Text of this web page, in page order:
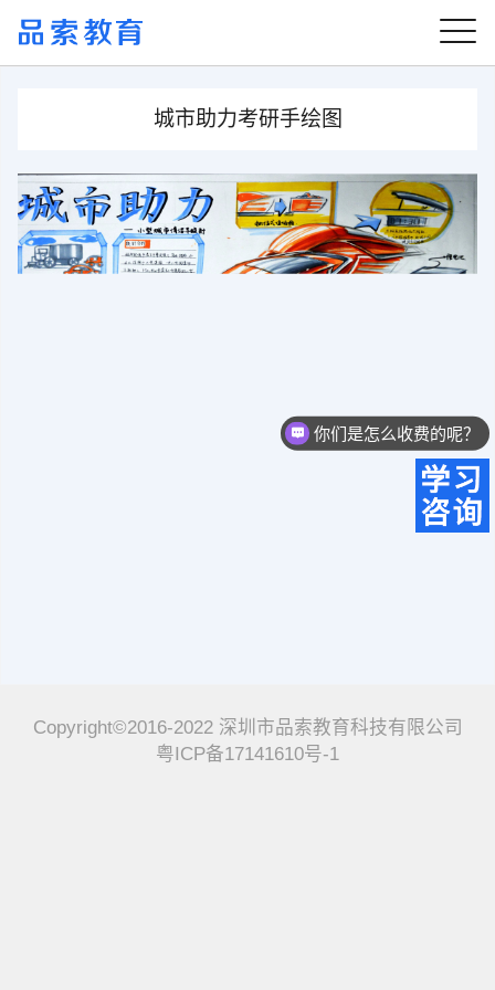
城市助力考研手绘图
Copyright©2016-2022 深圳市品索教育科技有限公司
粤ICP备17141610号-1
你们是怎么收费的呢？